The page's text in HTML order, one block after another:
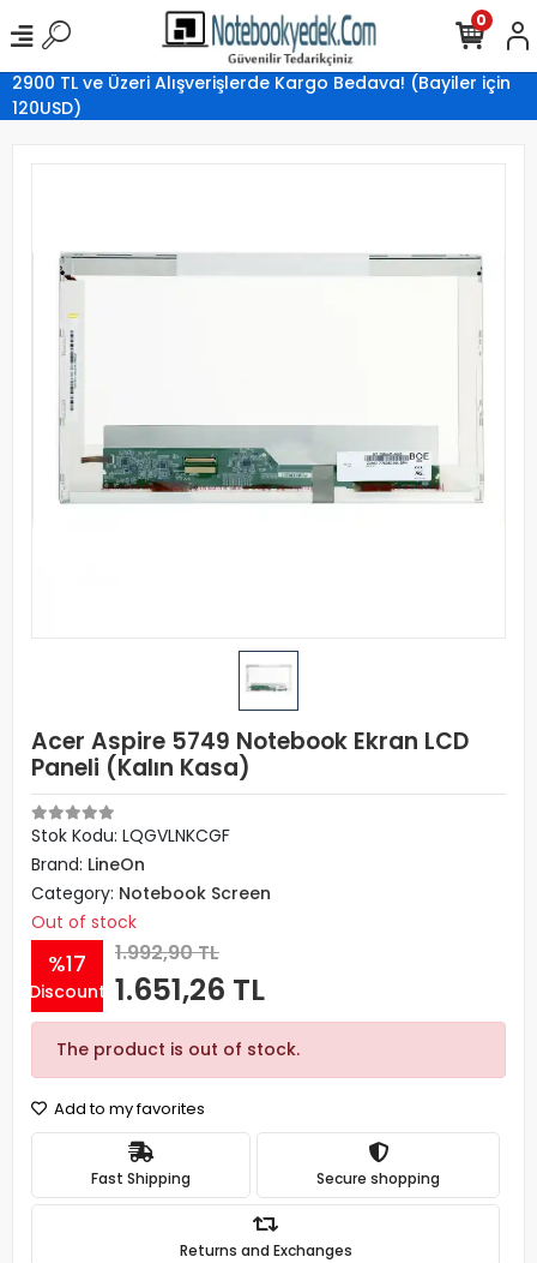
2900 TL ve Üzeri Alışverişlerde Kargo Bedava! (Bayiler için
120USD)
0
Acer Aspire 5749 Notebook Ekran LCD
Paneli (Kalın Kasa)
Stok Kodu: LQGVLNKCGF
Brand: LineOn
Category: Notebook Screen
Out of stock
%17
Discount
1.992,90 TL
1.651,26 TL
The product is out of stock.
Add to my favorites
Fast Shipping Secure shopping
Returns and Exchanges